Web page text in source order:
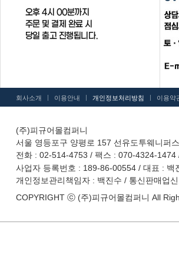
회사소개 | 이용안내 | 개인정보처리방침 | 이용약
(주)피규어몰컴퍼니
서울 영등포구 양평로 157 선유도투웨니퍼
전화 : 02-514-4753 / 팩스 : 070-4324-1474
사업자 등록번호 : 189-86-00554 / 대표 : 백
개인정보관리책임자 : 백진수 / 통신판매업
COPYRIGHT ⓒ (주)피규어몰컴퍼니 All